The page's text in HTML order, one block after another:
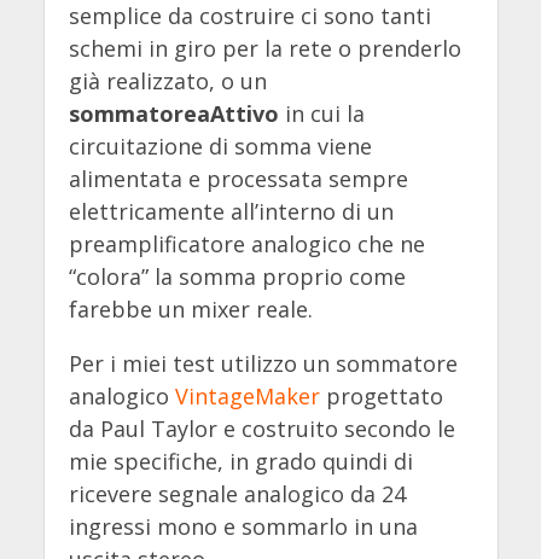
semplice da costruire ci sono tanti
schemi in giro per la rete o prenderlo
già realizzato, o un
sommatoreaAttivo in cui la
circuitazione di somma viene
alimentata e processata sempre
elettricamente all’interno di un
preamplificatore analogico che ne
“colora” la somma proprio come
farebbe un mixer reale.
Per i miei test utilizzo un sommatore
analogico VintageMakerprogettato
da Paul Taylor e costruito secondo le
mie specifiche, in grado quindi di
ricevere segnale analogico da 24
ingressi mono e sommarlo in una